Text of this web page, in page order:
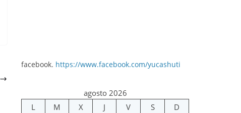
facebook. https://www.facebook.com/yucashuti
agosto 2026
L
M X J V S
D